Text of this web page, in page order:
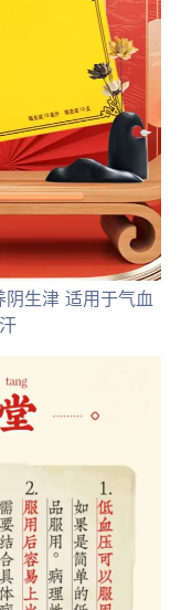
生津 适用于气血